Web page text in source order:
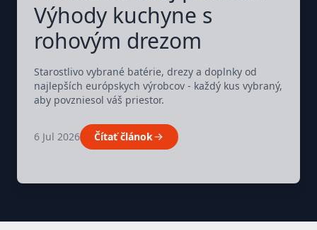
Výhody kuchyne s
rohovým drezom
Starostlivo vybrané batérie, drezy a doplnky od
najlepších európskych výrobcov - každý kus vybraný,
aby povzniesol váš priestor.
6 Jul 2026 Čítať článok